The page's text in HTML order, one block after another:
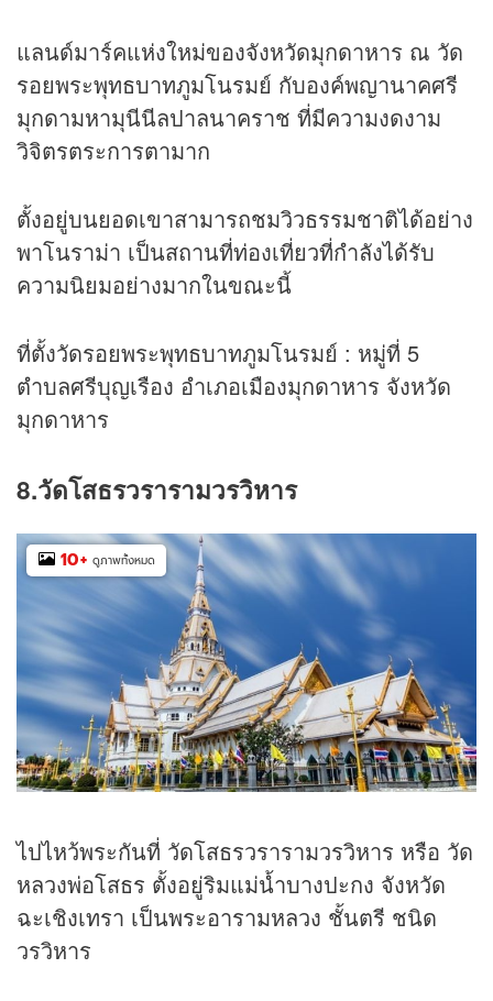
แลนด์มาร์คแห่งใหม่ของจังหวัดมุกดาหาร ณ วัด
รอยพระพุทธบาทภูมโนรมย์ กับองค์พญานาคศรี
มุกดามหามุนีนีลปาลนาคราช ที่มีความงดงาม
วิจิตรตระการตามาก
ตั้งอยู่บนยอดเขาสามารถชมวิวธรรมชาติได้อย่าง
พาโนราม่า เป็นสถานที่ท่องเที่ยวที่กำลังได้รับ
ความนิยมอย่างมากในขณะนี้
ที่ตั้งวัดรอยพระพุทธบาทภูมโนรมย์ : หมู่ที่ 5
ตำบลศรีบุญเรือง อำเภอเมืองมุกดาหาร จังหวัด
มุกดาหาร
8.วัดโสธรวรารามวรวิหาร
10+ ดูภาพทั้งหมด
ไปไหว้พระกันที่ วัดโสธรวรารามวรวิหาร หรือ วัด
หลวงพ่อโสธร ตั้งอยู่ริมแม่น้ำบางปะกง จังหวัด
ฉะเชิงเทรา เป็นพระอารามหลวง ชั้นตรี ชนิด
วรวิหาร